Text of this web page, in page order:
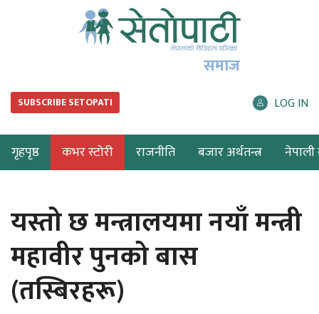
समाज
SUBSCRIBE SETOPATI LOG IN
गृहपृष्ठ कभर स्टोरी राजनीति बजार अर्थतन्त्र नेपाली
यस्तो छ मन्त्रालयमा नयाँ मन्त्री
महावीर पुनको बास
(तस्बिरहरू)